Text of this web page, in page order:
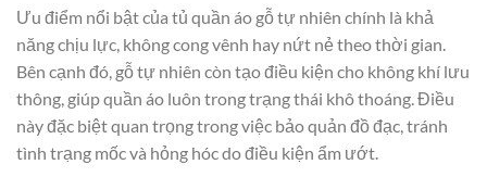
Ưu điểm nổi bật của tủ quần áo gỗ tự nhiên chính là khả
năng chịu lực, không cong vênh hay nứt nẻ theo thời gian.
Bên cạnh đó, gỗ tự nhiên còn tạo điều kiện cho không khí lưu
thông, giúp quần áo luôn trong trạng thái khô thoáng. Điều
này đặc biệt quan trọng trong việc bảo quản đồ đạc, tránh
tình trạng mốc và hỏng hóc do điều kiện ẩm ướt.